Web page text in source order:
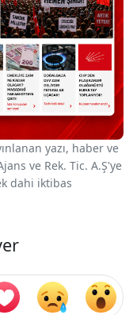
yazı, haber ve
ve Rek. Tic. A.Ş'ye
dahi iktibas